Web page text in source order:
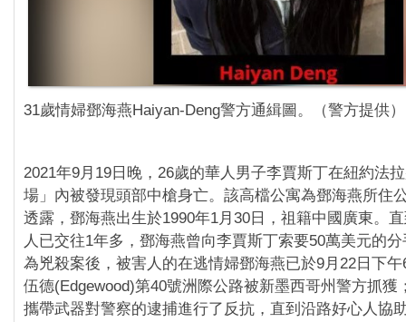
31歲情婦鄧海燕Haiyan-Deng警方通緝圖。（警方提供）
2021年9月19日晚，26歲的華人男子李賈斯丁在紐約法
場」內被發現頭部中槍身亡。該高檔公寓為鄧海燕所住
透露，鄧海燕出生於1990年1月30日，祖籍中國廣東。
人已交往1年多，鄧海燕曾向李賈斯丁索要50萬美元的
為兇殺案後，被害人的在逃情婦鄧海燕已於9月22日下
伍德(Edgewood)第40號洲際公路被新墨西哥州警方抓獲
攜帶武器對警察的逮捕進行了反抗，直到沿路好心人協